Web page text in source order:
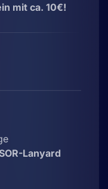
mit ca. 10€!
Lanyard